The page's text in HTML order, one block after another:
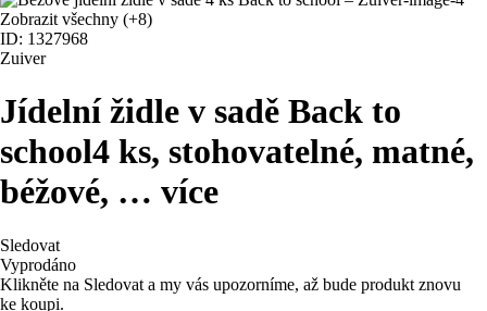
Zobrazit všechny (+8)
ID: 1327968
Zuiver
Jídelní židle v sadě Back to
school4 ks, stohovatelné, matné,
béžové, … více
Sledovat
Vyprodáno
Klikněte na Sledovat a my vás upozorníme, až bude produkt znovu
ke koupi.